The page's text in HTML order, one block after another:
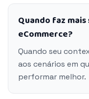
Quando faz
eCommerce?
Quando seu
aos cenários em
performar melhor.